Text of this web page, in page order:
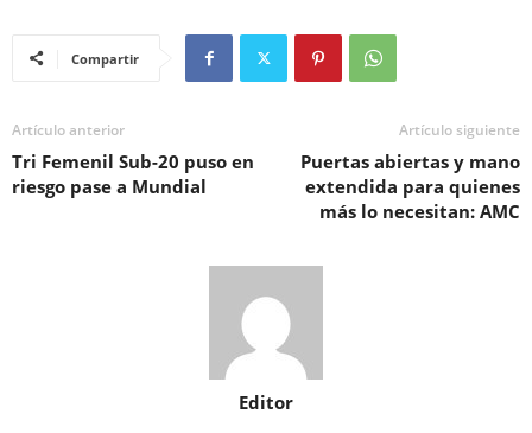
Compartir
Artículo anterior
Tri Femenil Sub-20 puso en
riesgo pase a Mundial
Artículo siguiente
Puertas abiertas y mano
extendida para quienes
más lo necesitan: AMC
Editor